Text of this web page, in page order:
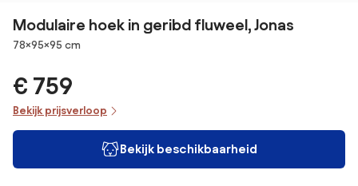
Modulaire hoek in geribd fluweel, Jonas
Afmetingen
78×95×95 cm
€ 759
Bekijk prijsverloop
Bekijk beschikbaarheid